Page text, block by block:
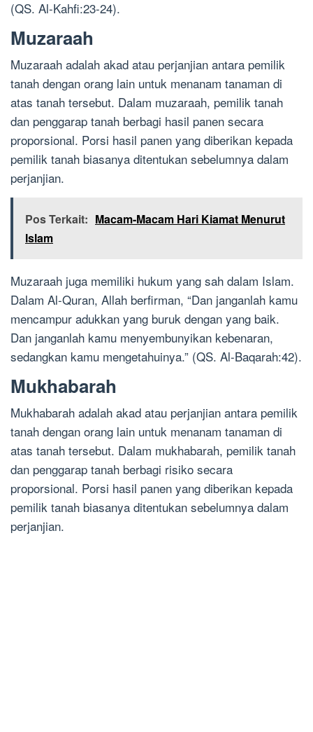
(QS. Al-Kahfi:23-24).
Muzaraah
Muzaraah adalah akad atau perjanjian antara pemilik
tanah dengan orang lain untuk menanam tanaman di
atas tanah tersebut. Dalam muzaraah, pemilik tanah
dan penggarap tanah berbagi hasil panen secara
proporsional. Porsi hasil panen yang diberikan kepada
pemilik tanah biasanya ditentukan sebelumnya dalam
perjanjian.
Pos Terkait: Macam-Macam Hari Kiamat Menurut
Islam
Muzaraah juga memiliki hukum yang sah dalam Islam.
Dalam Al-Quran, Allah berfirman, “Dan janganlah kamu
mencampur adukkan yang buruk dengan yang baik.
Dan janganlah kamu menyembunyikan kebenaran,
sedangkan kamu mengetahuinya.” (QS. Al-Baqarah:42).
Mukhabarah
Mukhabarah adalah akad atau perjanjian antara pemilik
tanah dengan orang lain untuk menanam tanaman di
atas tanah tersebut. Dalam mukhabarah, pemilik tanah
dan penggarap tanah berbagi risiko secara
proporsional. Porsi hasil panen yang diberikan kepada
pemilik tanah biasanya ditentukan sebelumnya dalam
perjanjian.